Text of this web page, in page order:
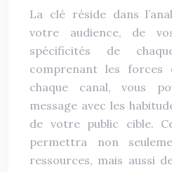
La clé réside dans
votre audience, de
spécificités de
comprenant les forces
chaque canal, vous
message avec les
de votre public cible.
permettra non
ressources, mais aussi